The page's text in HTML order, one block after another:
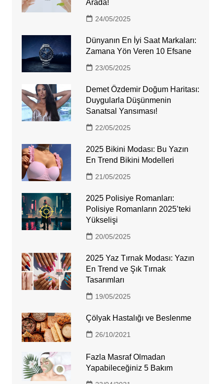
Arada!
24/05/2025
Dünyanın En İyi Saat Markaları:
Zamana Yön Veren 10 Efsane
23/05/2025
Demet Özdemir Doğum Haritası:
Duygularla Düşünmenin
Sanatsal Yansıması!
22/05/2025
2025 Bikini Modası: Bu Yazın
En Trend Bikini Modelleri
21/05/2025
2025 Polisiye Romanları:
Polisiye Romanların 2025’teki
Yükselişi
20/05/2025
2025 Yaz Tırnak Modası: Yazın
En Trend ve Şık Tırnak
Tasarımları
19/05/2025
Çölyak Hastalığı ve Beslenme
26/10/2021
Fazla Masraf Olmadan
Yapabileceğiniz 5 Bakım